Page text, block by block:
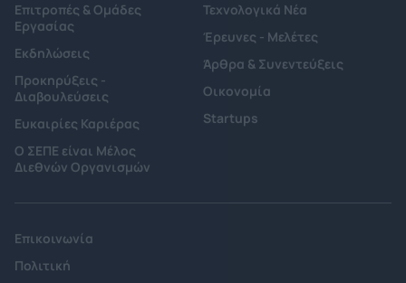
Επιτροπές & Ομάδες
Εργασίας
Εκδηλώσεις
Προκηρύξεις -
Διαβουλεύσεις
Ευκαιρίες Καριέρας
Ο ΣΕΠΕ είναι Μέλος
Διεθνών Οργανισμών
Τεχνολογικά Νέα
Έρευνες - Μελέτες
Άρθρα & Συνεντεύξεις
Οικονομία
Startups
Επικοινωνία
Πολιτική